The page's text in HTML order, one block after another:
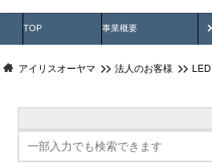
TOP 事業概要
アイリスオーヤマ 法人のお客様